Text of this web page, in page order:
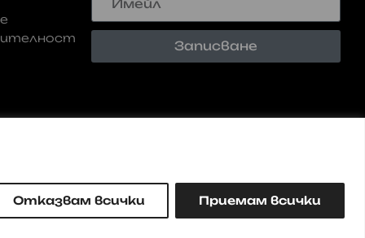
Отказвам всички Приемам всички
Записване